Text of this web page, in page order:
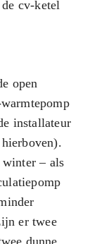
cv-ketel
open
installateur
– als
er twee
dunne